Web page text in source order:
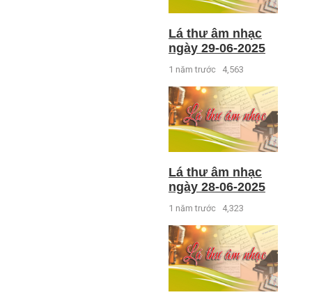
Lá thư âm nhạc
ngày 29-06-2025
1 năm trước 4,563
Lá thư âm nhạc
ngày 28-06-2025
1 năm trước 4,323